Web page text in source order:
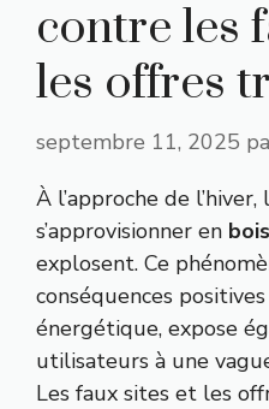
contre les
les offres
septembre 11, 2025
À l’approche de
s’approvisionner en
explosent. Ce
conséquences
énergétique, expose
utilisateurs à une
Les faux sites et les